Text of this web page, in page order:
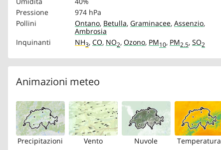
Pressione
974 hPa
Pollini
Ontano, Betulla, Graminacee, Assenzio,
Ambrosia
Inquinanti
NH3, CO, NO2, Ozono, PM10, PM2.5, SO2
Animazioni meteo
Precipitazioni Vento Nuvole Temperatura